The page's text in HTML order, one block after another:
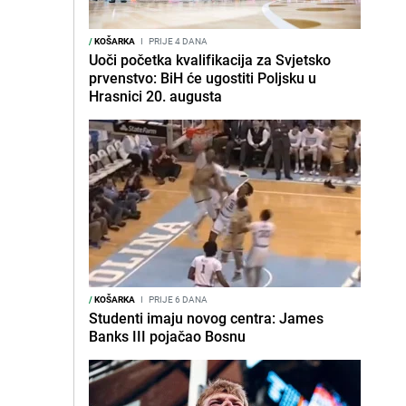
/KOŠARKA I PRIJE 4 DANA
Uoči početka kvalifikacija za Svjetsko
prvenstvo: BiH će ugostiti Poljsku u
Hrasnici 20. augusta
/KOŠARKA I PRIJE 6 DANA
Studenti imaju novog centra: James
Banks III pojačao Bosnu